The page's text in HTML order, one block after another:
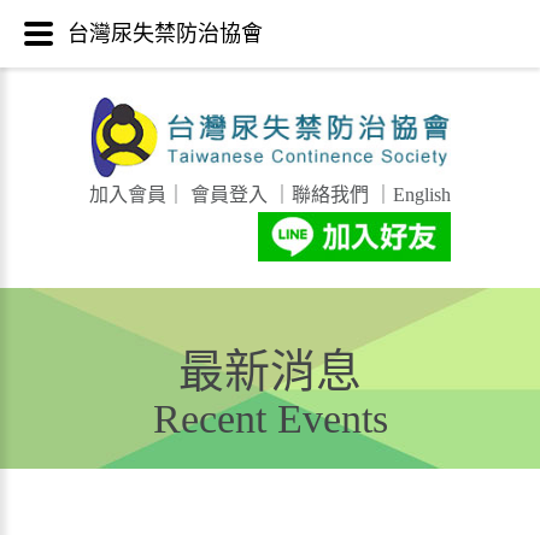
加入會員 會員登入 聯絡我們 English
最新消息
Recent Events
台灣尿失禁防治協會